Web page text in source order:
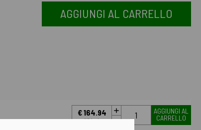
AGGIUNGI AL CARRELLO
€ 164.94
IVA incl.
AGGIUNGI AL
CARRELLO